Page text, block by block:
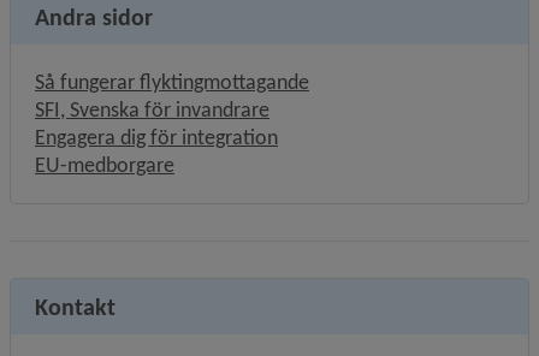
Andra sidor
Så fungerar flyktingmottagande
SFI, Svenska för invandrareLänk till annan webbplats,
Engagera dig för integration
EU-medborgare
Kontakt